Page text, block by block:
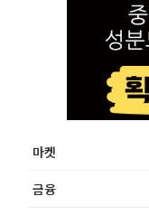
마켓
금융